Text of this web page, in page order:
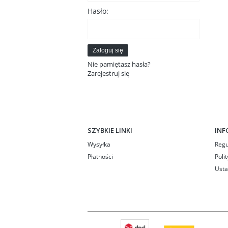
Hasło:
Zaloguj się
Nie pamiętasz hasła?
Zarejestruj się
SZYBKIE LINKI
Wysyłka
Płatności